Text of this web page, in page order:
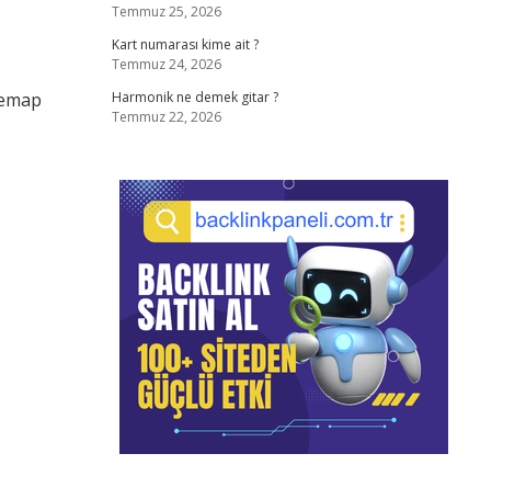
Temmuz 25, 2026
Kart numarası kime ait ?
Temmuz 24, 2026
Harmonik ne demek gitar ?
Temmuz 22, 2026